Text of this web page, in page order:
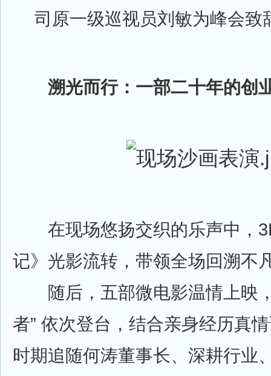
司原一级巡视员刘敏为峰会致
溯光而行：一部二十年的创
在现场悠扬交织的乐声中，
记》光影流转，带领全场回溯不
随后，五部微电影温情上映
者” 依次登台，结合亲身经历真
时期追随何涛董事长、深耕行业